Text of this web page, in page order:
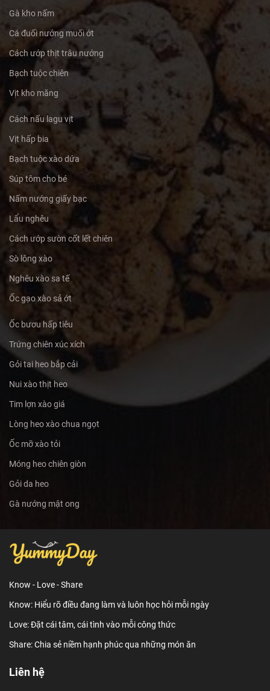
Gà kho nấm
Cá đuối nướng muối ớt
Cách ướp thịt trâu nướng
Bạch tuộc chiên
Vịt kho măng
Cách nấu lagu vịt
Vịt hấp bia
Bạch tuộc xào dứa
Súp tôm cho bé
Nấm nướng giấy bạc
Lẩu nghêu
Cách ướp sườn cốt lết chiên
Sò lông xào
Nghêu xào sa tế
Ốc gạo xào sả ớt
Ốc bươu hấp tiêu
Trứng chiên xúc xích
Gỏi tai heo bắp cải
Nui xào thịt heo
Tim lợn xào giá
Lòng heo xào chua ngọt
Ốc mỡ xào tỏi
Móng heo chiên giòn
Gỏi da heo
Gà nướng mật ong
Know - Love - Share
Know: Hiểu rõ điều đang làm và luôn học hỏi mỗi ngày
Love: Đặt cái tâm, cái tình vào mỗi công thức
Share: Chia sẻ niềm hạnh phúc qua những món ăn
Liên hệ